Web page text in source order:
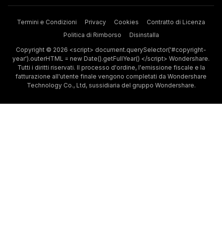
Termini e Condizioni Privacy Cookies
Contratto di Licenza
Politica di Rimborso
Disinstalla
Copyright © 2026 <script> document.querySelector('#copyright-
year').outerHTML = new Date().getFullYear() </script> Wondershare.
Tutti i diritti riservati. Il processo d'ordine, l'emissione fiscale e la
fatturazione all'utente finale vengono completati da Wondershare
Technology Co., Ltd, sussidiaria del gruppo Wondershare.